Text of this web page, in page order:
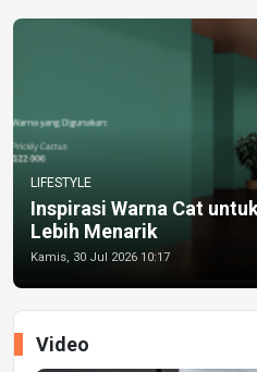
LIFESTYLE
Inspirasi Warna Cat
Lebih Menarik
Kamis, 30 Jul 2026 10:17
Video